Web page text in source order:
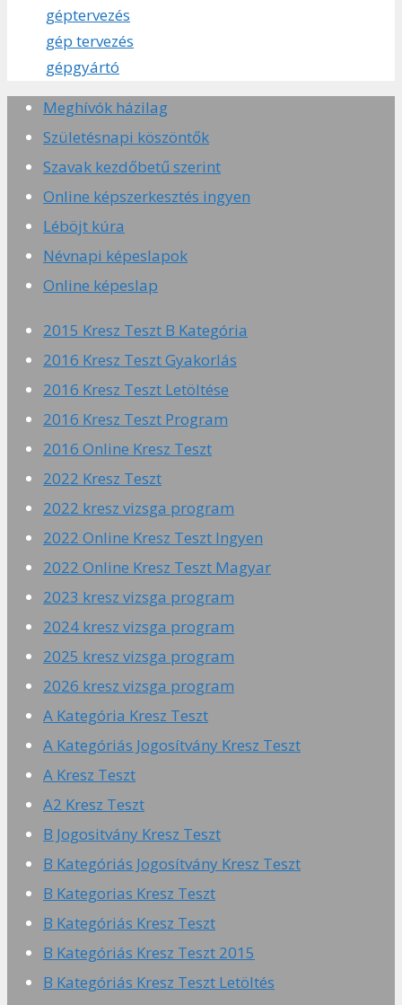
géptervezés
gép tervezés
gépgyártó
Meghívók házilag
Születésnapi köszöntők
Szavak kezdőbetű szerint
Online képszerkesztés ingyen
Léböjt kúra
Névnapi képeslapok
Online képeslap
2015 Kresz Teszt B Kategória
2016 Kresz Teszt Gyakorlás
2016 Kresz Teszt Letöltése
2016 Kresz Teszt Program
2016 Online Kresz Teszt
2022 Kresz Teszt
2022 kresz vizsga program
2022 Online Kresz Teszt Ingyen
2022 Online Kresz Teszt Magyar
2023 kresz vizsga program
2024 kresz vizsga program
2025 kresz vizsga program
2026 kresz vizsga program
A Kategória Kresz Teszt
A Kategóriás Jogosítvány Kresz Teszt
A Kresz Teszt
A2 Kresz Teszt
B Jogositvány Kresz Teszt
B Kategóriás Jogosítvány Kresz Teszt
B Kategorias Kresz Teszt
B Kategóriás Kresz Teszt
B Kategóriás Kresz Teszt 2015
B Kategóriás Kresz Teszt Letöltés